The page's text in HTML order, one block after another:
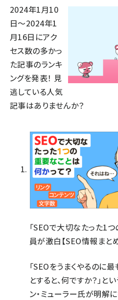
2024年1月10
日～2024年1
月16日にアク
セス数の多かっ
た記事のランキ
ングを発表！ 見
逃している人気
記事はありませんか？
「SEOで大切なたった1
員が激白【SEO情報まと
「SEOをうまくやるのに
とすると、何ですか？」と
ン・ミューラー氏が明解